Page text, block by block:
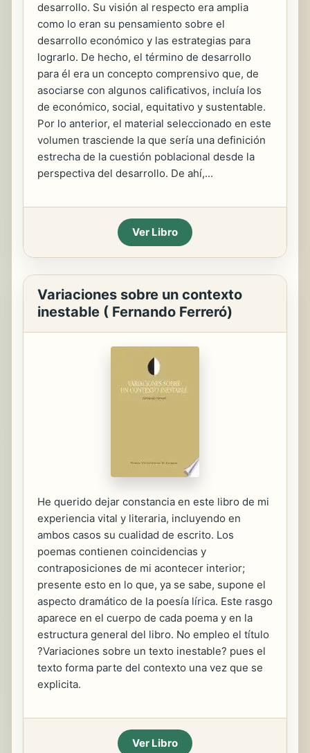
desarrollo. Su visión al respecto era amplia
como lo eran su pensamiento sobre el
desarrollo económico y las estrategias para
lograrlo. De hecho, el término de desarrollo
para él era un concepto comprensivo que, de
asociarse con algunos calificativos, incluía los
de económico, social, equitativo y sustentable.
Por lo anterior, el material seleccionado en este
volumen trasciende la que sería una definición
estrecha de la cuestión poblacional desde la
perspectiva del desarrollo. De ahí,...
Ver Libro
Variaciones sobre un contexto
inestable ( Fernando Ferreró)
He querido dejar constancia en este libro de mi
experiencia vital y literaria, incluyendo en
ambos casos su cualidad de escrito. Los
poemas contienen coincidencias y
contraposiciones de mi acontecer interior;
presente esto en lo que, ya se sabe, supone el
aspecto dramático de la poesía lírica. Este rasgo
aparece en el cuerpo de cada poema y en la
estructura general del libro. No empleo el título
?Variaciones sobre un texto inestable? pues el
texto forma parte del contexto una vez que se
explicita.
Ver Libro